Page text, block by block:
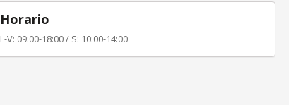
Horario
L-V: 09:00-18:00 / S: 10:00-14:00